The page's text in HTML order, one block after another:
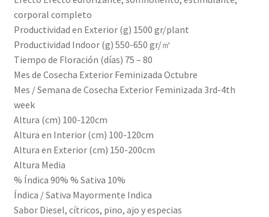
corporal completo
Productividad en Exterior (g) 1500 gr/plant
Productividad Indoor (g) 550-650 gr/㎡
Tiempo de Floración (días) 75 – 80
Mes de Cosecha Exterior Feminizada Octubre
Mes / Semana de Cosecha Exterior Feminizada 3rd-4th
week
Altura (cm) 100-120cm
Altura en Interior (cm) 100-120cm
Altura en Exterior (cm) 150-200cm
Altura Media
% Índica 90% % Sativa 10%
Índica / Sativa Mayormente Indica
Sabor Diesel, cítricos, pino, ajo y especias